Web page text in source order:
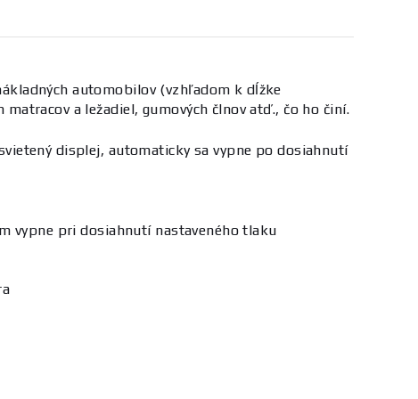
automobilov (vzhľadom k dĺžke
a ležadiel, gumových člnov atď., čo ho činí.
displej, automaticky sa vypne po dosiahnutí
vypne pri dosiahnutí nastaveného tlaku